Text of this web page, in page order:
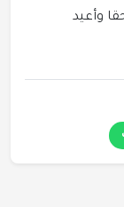
وأعيد